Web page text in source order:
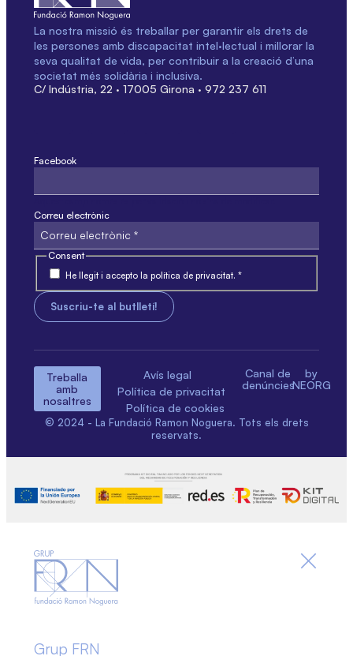
La nostra missió és treballar per garantir els drets de
les persones amb discapacitat intel·lectual i millorar la
seva qualitat de vida, per contribuir a la creació d’una
societat més solidària i inclusiva.
C/ Indústria, 22 · 17005 Girona · 972 237 611
Facebook
Correu electrònic
Consent
He llegit i accepto la política de privacitat. *
Treballa
amb
nosaltres
Avís legal
Política de privacitat
Política de cookies
Canal de
denúncies
by
NEORG
© 2024 - La Fundació Ramon Noguera. Tots els drets
reservats.
Grup FRN